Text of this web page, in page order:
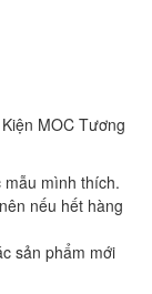
MOC Tương
mình thích.
nếu hết hàng
sản phẩm mới